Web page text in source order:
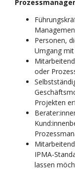
Personen,
Umgang
oder
Projekten
IPMA-
lassen